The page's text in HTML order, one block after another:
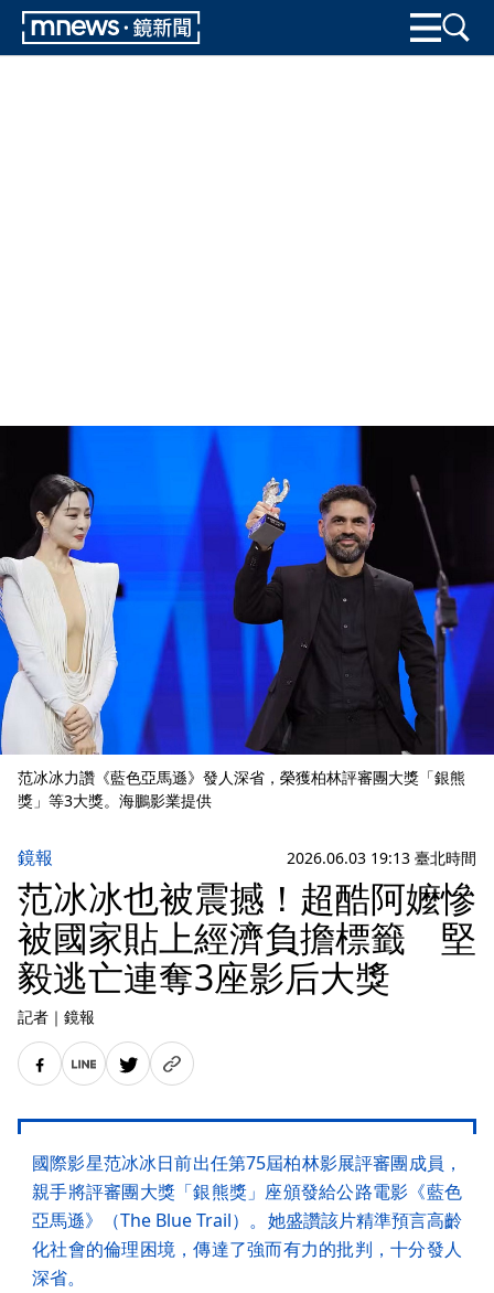
范冰冰力讚《藍色亞馬遜》發人深省，榮獲柏林評審團大獎「銀熊
獎」等3大獎。海鵬影業提供
鏡報 2026.06.03 19:13 臺北時間
范冰冰也被震撼！超酷阿嬤慘
被國家貼上經濟負擔標籤 堅
毅逃亡連奪3座影后大獎
記者 ｜ 鏡報
國際影星范冰冰日前出任第75屆柏林影展評審團成員，
親手將評審團大獎「銀熊獎」座頒發給公路電影《藍色
亞馬遜》（The Blue Trail）。她盛讚該片精準預言高齡
化社會的倫理困境，傳達了強而有力的批判，十分發人
深省。